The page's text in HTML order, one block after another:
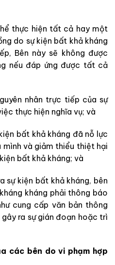
thực hiện tất cả hay một
do sự kiện bất khả kháng
Bên này sẽ không được
nếu đáp ứng được tất cả
nhân trực tiếp của sự
thực hiện nghĩa vụ; và
bất khả kháng đã nỗ lực
mình và giảm thiểu thiệt hại
bất khả kháng; và
sự kiện bất khả kháng, bên
kháng phải thông báo
cung cấp văn bản thông
ra sự gián đoạn hoặc trì
các bên do vi phạm hợp